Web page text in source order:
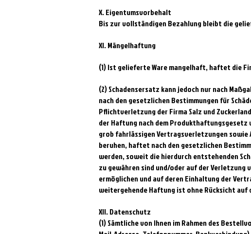
X. Eigentumsvorbehalt
Bis zur vollständigen Bezahlung bleibt die
XI. Mängelhaftung
(1) Ist gelieferte Ware mangelhaft, haftet die
(2) Schadensersatz kann jedoch nur nach
nach den gesetzlichen Bestimmungen für
Pflichtverletzung der Firma Salz und
der Haftung nach dem Produkthaftungsgesetz
grob fahrlässigen Vertragsverletzungen
beruhen, haftet nach den gesetzlichen
werden, soweit die hierdurch entstehenden
zu gewähren sind und/oder auf der
ermöglichen und auf deren Einhaltung der
weitergehende Haftung ist ohne Rücksicht auf
XII. Datenschutz
(1) Sämtliche von Ihnen im Rahmen des